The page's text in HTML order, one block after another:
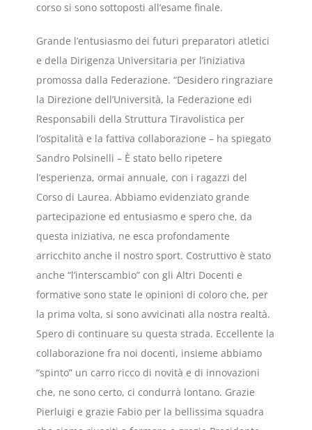
corso si sono sottoposti all’esame finale.
Grande l’entusiasmo dei futuri preparatori atletici
e della Dirigenza Universitaria per l’iniziativa
promossa dalla Federazione. “Desidero ringraziare
la Direzione dell’Università, la Federazione edi
Responsabili della Struttura Tiravolistica per
l’ospitalità e la fattiva collaborazione – ha spiegato
Sandro Polsinelli – È stato bello ripetere
l’esperienza, ormai annuale, con i ragazzi del
Corso di Laurea. Abbiamo evidenziato grande
partecipazione ed entusiasmo e spero che, da
questa iniziativa, ne esca profondamente
arricchito anche il nostro sport. Costruttivo è stato
anche “l’interscambio” con gli Altri Docenti e
formative sono state le opinioni di coloro che, per
la prima volta, si sono avvicinati alla nostra realtà.
Spero di continuare su questa strada. Eccellente la
collaborazione fra noi docenti, insieme abbiamo
“spinto” un carro ricco di novità e di innovazioni
che, ne sono certo, ci condurrà lontano. Grazie
Pierluigi e grazie Fabio per la bellissima squadra